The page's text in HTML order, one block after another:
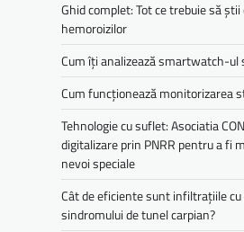
Ghid complet: Tot ce trebuie să
hemoroizilor
Cum îți analizează smartwatch-ul
Cum funcționează monitorizarea
Tehnologie cu suflet: Asociatia
digitalizare prin PNRR pentru a fi
nevoi speciale
Cât de eficiente sunt infiltrațiile
sindromului de tunel carpian?